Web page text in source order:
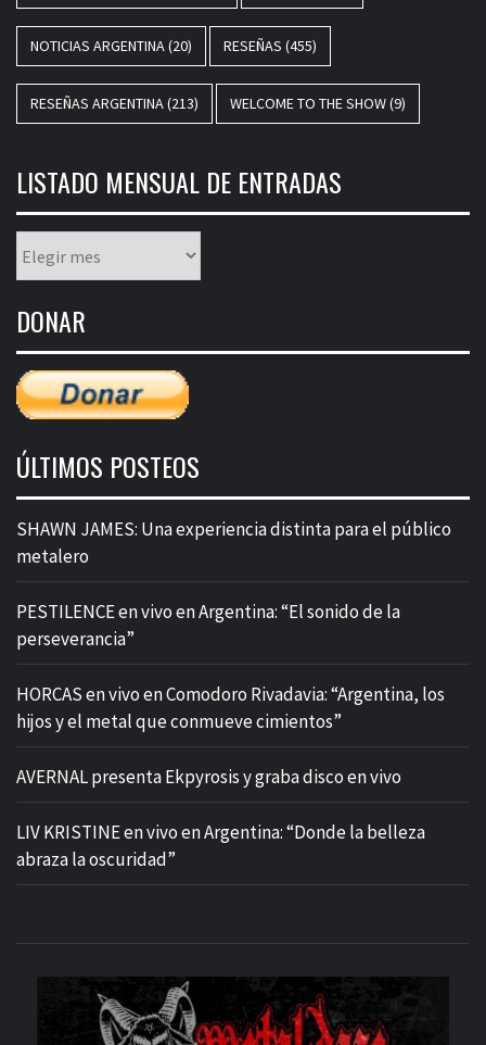
NOTICIAS ARGENTINA(20) RESEÑAS (455)
RESEÑAS ARGENTINA(213) WELCOME TO THE SHOW(9)
LISTADO MENSUAL DE ENTRADAS
mensual
entradas
DONAR
ÚLTIMOS POSTEOS
SHAWN JAMES: Una experiencia distinta para el público
metalero
PESTILENCE en vivo en Argentina: “El sonido de la
perseverancia”
HORCAS en vivo en Comodoro Rivadavia: “Argentina, los
hijos y el metal que conmueve cimientos”
AVERNAL presenta Ekpyrosis y graba disco en vivo
LIV KRISTINE en vivo en Argentina: “Donde la belleza
abraza la oscuridad”